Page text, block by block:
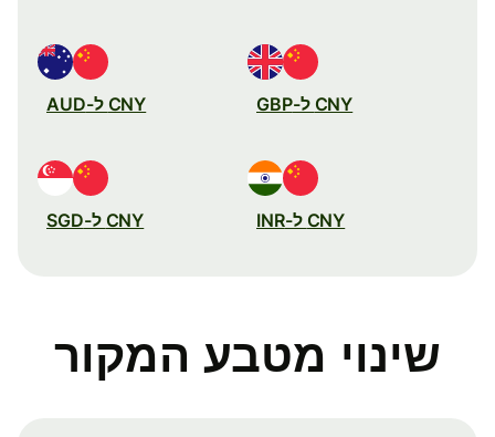
CNY ל-GBP CNY ל-AUD
CNY ל-INR CNY ל-SGD
שינוי מטבע המקור